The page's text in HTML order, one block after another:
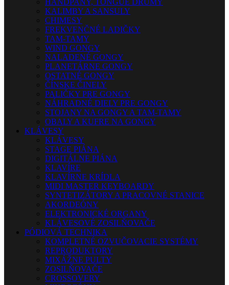
HANDPANY, TONGUE DRUMY
KALIMBY A SANSULY
CHIMESY
FREKVENČNÉ LADIČKY
TAM-TAMY
WIND GONGY
NALADENÉ GONGY
PLANETÁRNE GONGY
OSTATNÉ GONGY
ČÍNSKE ČINELY
PALIČKY PRE GONGY
NÁHRADNÉ DIELY PRE GONGY
STOJANY NA GONGY A TAM-TAMY
OBALY A KUFRE NA GONGY
KLÁVESY
KLÁVESY
STAGE PIÁNA
DIGITÁLNE PIÁNA
KLAVÍRE
KLAVÍRNE KRÍDLA
MIDI MASTER KEYBOARDY
SYNTETIZÁTORY A PRACOVNÉ STANICE
AKORDEÓNY
ELEKTRONICKÉ ORGANY
KLÁVESOVÉ ZOSILŇOVAČE
PÓDIOVÁ TECHNIKA
KOMPLETNÉ OZVUČOVACIE SYSTÉMY
REPRODUKTORY
MIXÁŽNE PULTY
ZOSILŇOVAČE
CROSSOVERY